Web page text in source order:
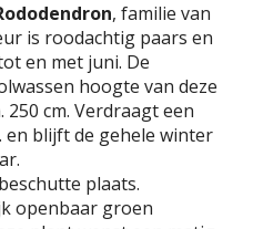
, familie van
is roodachtig paars en
en met juni. De
hoogte van deze
250 cm. Verdraagt een
blijft de gehele winter
plaats.
openbaar groen